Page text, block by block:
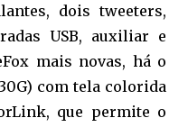
dois tweeters,
USB, auxiliar e
mais novas, há o
com tela colorida
que permite o